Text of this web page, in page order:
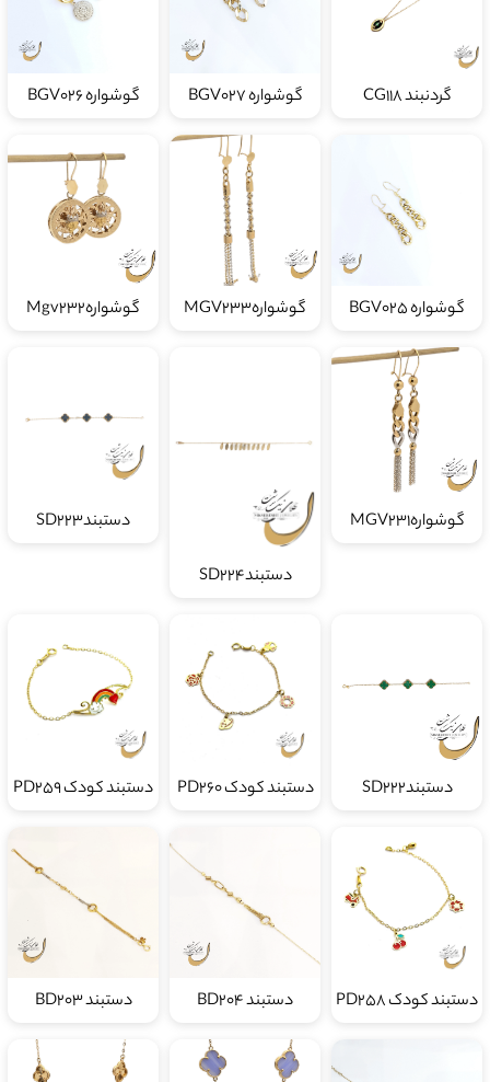
گردنبند CG118 گوشواره BGV027 گوشواره BGV026
گوشواره BGV025 گوشوارهMGV233 گوشوارهMgv232
گوشوارهMGV231
دستبندSD224
دستبندSD223
دستبندSD222 دستبند کودک PD260 دستبند کودک PD259
دستبند کودک PD258 دستبند BD204 دستبند BD203